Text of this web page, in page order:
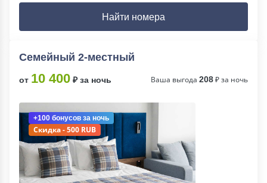
Найти номера
Семейный 2-местный
от 10 400 ₽ за ночь Ваша выгода 208₽ за ночь
+100 бонусов за ночь
Скидка - 500 RUB